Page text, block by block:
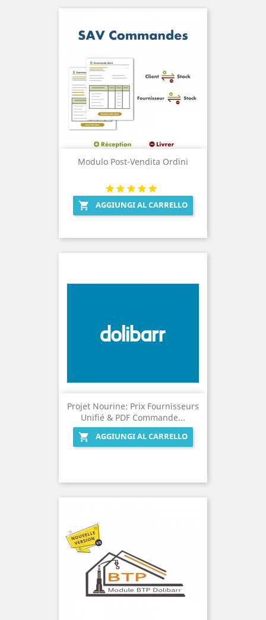
Modulo Post-Vendita Ordini
 AGGIUNGI AL CARRELLO
Projet Nourine: Prix Fournisseurs
Unifié & PDF Commande...

AGGIUNGI AL CARRELLO